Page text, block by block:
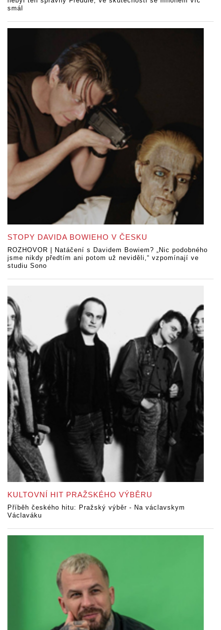
smál
STOPY DAVIDA BOWIEHO V ČESKU
ROZHOVOR | Natáčení s Davidem Bowiem? „Nic podobného
jsme nikdy předtím ani potom už neviděli,“ vzpomínají ve
studiu Sono
KULTOVNÍ HIT PRAŽSKÉHO VÝBĚRU
Příběh českého hitu: Pražský výběr - Na václavskym
Václaváku